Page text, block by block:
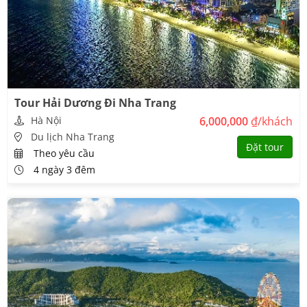
đáy kiếng ngắm san hô để tận hưởng trọn vẹn vẻ đẹp thú vị mà
hiếm tìm thấy ở các vùng biển khác.
Hòn Một
Như tên gọi của nó, Hòn Một là đảo nhỏ nhất trong vịnh Nha
Trang, quanh hòn Một có khá nhiều rạn san hô đẹp với mực nước
muốn trải nghiệm lặn ngắm san hô cực kỳ phù hợp với những
chuyến đi du lịch Nha Trang của gia đình có con nhỏ.
Check in Hòn Một
Hòn Tằm
Tour Hải Dương Đi Nha Trang
Hà Nội
Du lịch Nha Trang
Theo yêu cầu
4 ngày 3 đêm
6,000,000 ₫/khách
Đặt tour